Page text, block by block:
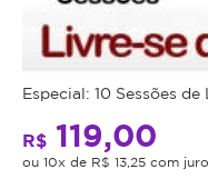
Especial: 10 Sessões
R$ 119,00
ou 10x de R$ 13,25 com